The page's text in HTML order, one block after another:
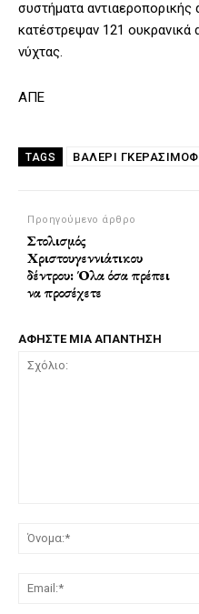
συστήματα αντιαεροπορικής
κατέστρεψαν 121 ουκρανικά
νύχτας.
ΑΠΕ
TAGS ΒΑΛΈΡΙ ΓΚΕΡΆΣΙΜΟΦ
Προηγούμενο άρθρο
Στολισμός
Χριστουγεννιάτικου
δέντρου: Όλα όσα πρέπει
να προσέχετε
ΑΦΗΣΤΕ ΜΙΑ ΑΠΑΝΤΗΣΗ